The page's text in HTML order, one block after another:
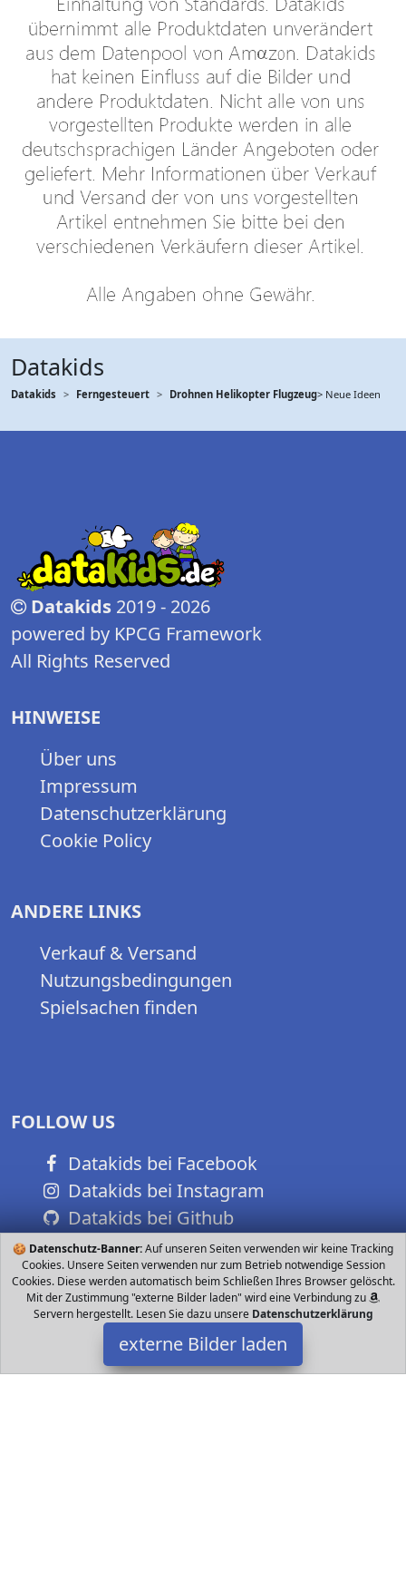
Datakids
Datakids Ferngesteuert Drohnen Helikopter Flugzeug> Neue Ideen
🍪 Datenschutz-Banner:Auf unseren Seiten verwenden wir keine Tracking
Cookies. Unsere Seiten verwenden nur zum Betrieb notwendige Session
Cookies. Diese werden automatisch beim Schließen Ihres Browser gelöscht.
Mit der Zustimmung "externe Bilder laden" wird eine Verbindung zu
Servern hergestellt. Lesen Sie dazu unsere Datenschutzerklärung
externe Bilder laden
Datakids 2019 - 2026
powered by KPCG Framework
All Rights Reserved
HINWEISE
Über uns
Impressum
Datenschutzerklärung
Cookie Policy
ANDERE LINKS
Verkauf & Versand
Nutzungsbedingungen
Spielsachen finden
FOLLOW US
Datakids bei Facebook
Datakids bei Instagram
Datakids bei Github